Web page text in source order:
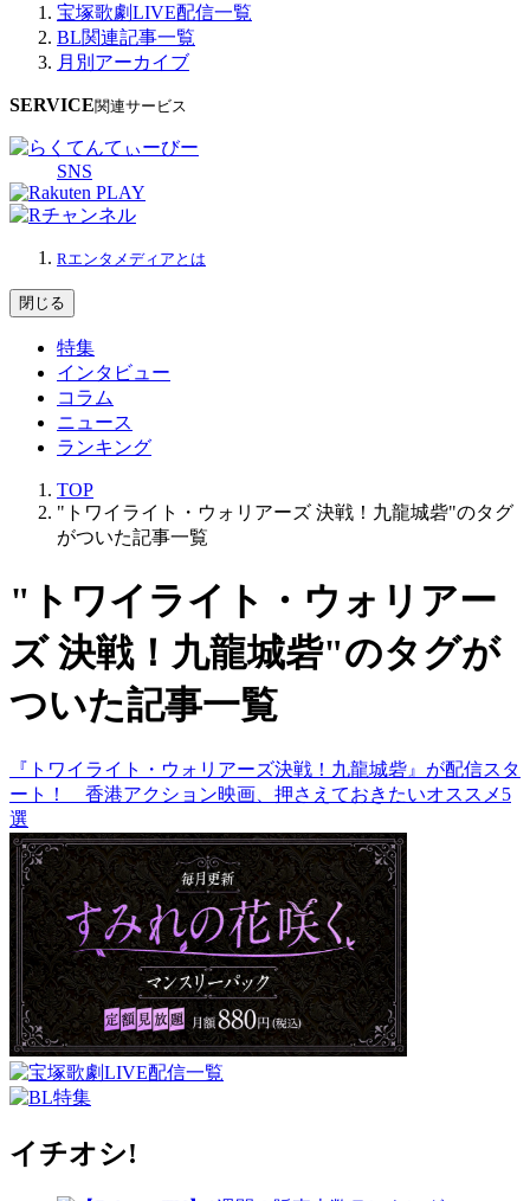
宝塚歌劇LIVE配信一覧
BL関連記事一覧
月別アーカイブ
SERVICE関連サービス
SNS
Rエンタメディアとは
閉じる
特集
インタビュー
コラム
ニュース
ランキング
TOP
"トワイライト・ウォリアーズ 決戦！九龍城砦"のタグ
がついた記事一覧
"トワイライト・ウォリアー
ズ 決戦！九龍城砦"のタグが
ついた記事一覧
『トワイライト・ウォリアーズ決戦！九龍城砦』が配信スタ
ート！ 香港アクション映画、押さえておきたいオススメ5
選
イチオシ!